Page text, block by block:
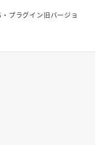
プラグイン旧バージョ